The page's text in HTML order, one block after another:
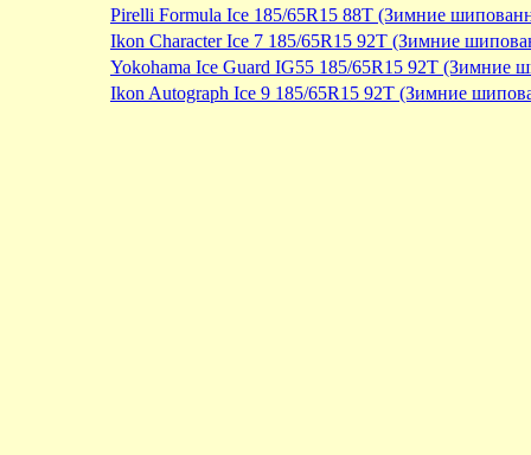
Pirelli Formula Ice 185/65R15 88T (Зимние
Ikon Character Ice 7 185/65R15 92T (Зимние
Yokohama Ice Guard IG55 185/65R15 92T (Зимние
Ikon Autograph Ice 9 185/65R15 92T (Зимние